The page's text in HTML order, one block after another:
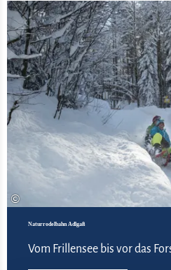
©
Naturrodelbahn Adlgaß
Vom Frillensee bis vor das